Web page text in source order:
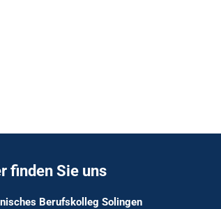
finden Sie uns
Berufskolleg Solingen